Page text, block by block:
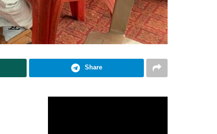
Share